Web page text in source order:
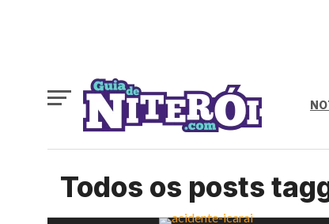
Todos os posts